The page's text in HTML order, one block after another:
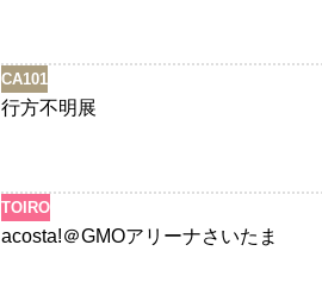
CA101
行方不明展
TOIRO
acosta!＠GMOアリーナさいたま